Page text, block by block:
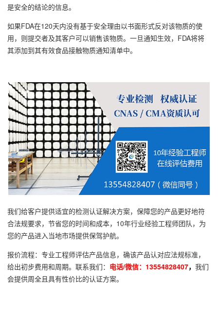
是安全的结论的信息。
如果FDA在120天内没有基于安全理由以书面形式反对该物质的使
用，则提交者及其客户可以销售该物质。一旦通知生效，FDA将将
其添加到其有效食品接触物质通知清单中。
我们给客户提供适宜的检测认证解决方案，保障您的产品更好地符
合法规要求，节省您的时间和成本，10年行业经验工程师团队，为
您的产品进入当地市场提供保驾护航。
报价流程：专业工程师评估产品信息，确该产品认对应法规标准，
给出初步费用和周期。联系我们： 电话/微信：13554828407， 我们
会提供周全且具有性价比的认证方案。